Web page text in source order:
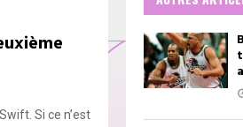
Si ce n’est